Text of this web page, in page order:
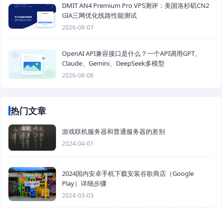
DMIT AN4 Premium Pro VPS测评：美国洛杉矶CN2
GIA三网优化线路性能测试
2026-08-07
OpenAI API兼容接口是什么？一个API调用GPT、
Claude、Gemini、DeepSeek多模型
2026-08-06
热门文章
游戏联机服务器和普通服务器的差别
2024-04-01
2024国内安卓手机下载安装谷歌商店（Google
Play）详细步骤
2024-03-03